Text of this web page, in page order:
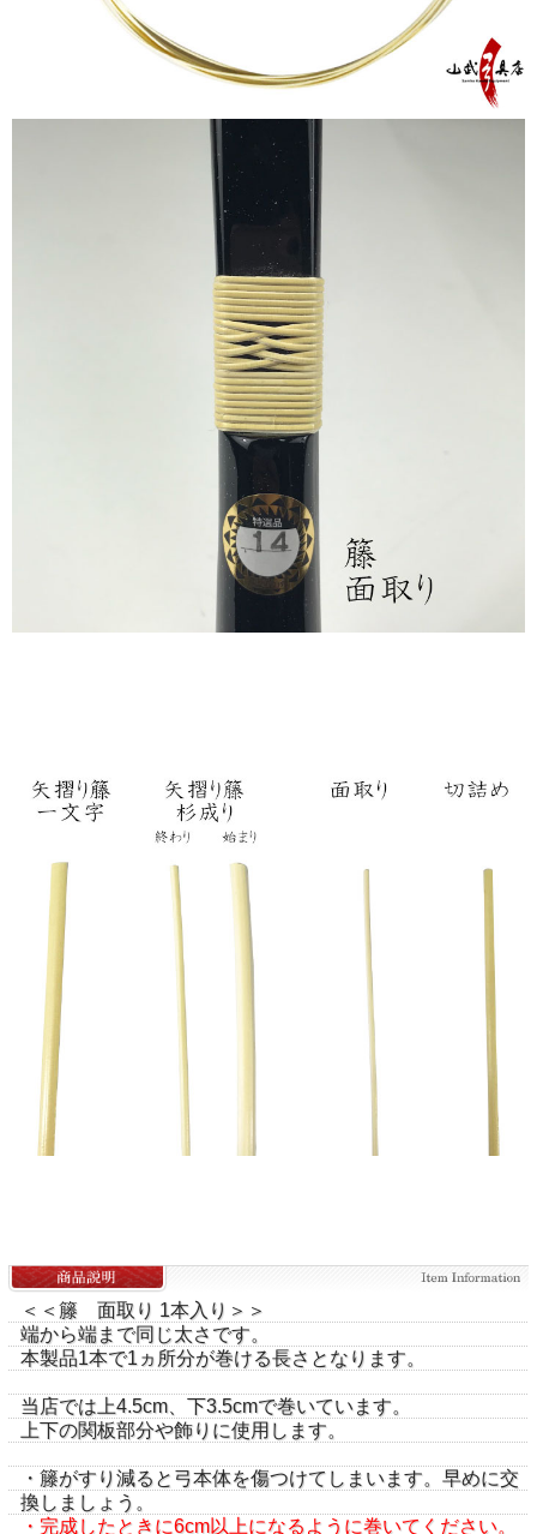
＜＜籐 面取り 1本入り＞＞
端から端まで同じ太さです。
本製品1本で1ヵ所分が巻ける長さとなります。
当店では上4.5cm、下3.5cmで巻いています。
上下の関板部分や飾りに使用します。
・籐がすり減ると弓本体を傷つけてしまいます。早めに交
換しましょう。
・完成したときに6cm以上になるように巻いてください。